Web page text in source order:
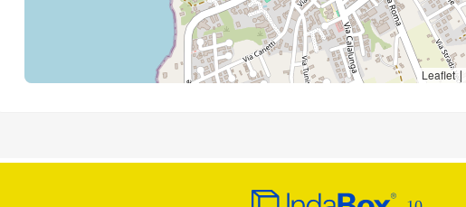
Leaflet|